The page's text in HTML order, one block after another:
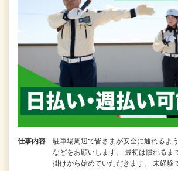
仕事内容
駐車場周辺で皆さまが安全に通れるよ
などをお願いします。 最初は慣れるま
掛けから始めていただきます。 未経験